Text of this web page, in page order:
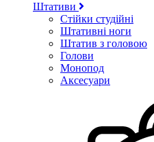
Штативи
Стійки студійні
Штативні ноги
Штатив з головою
Голови
Монопод
Аксесуари